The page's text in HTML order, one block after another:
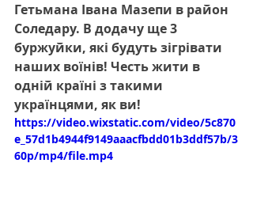
Гетьмана Івана Мазепи в район
Соледару. В додачу ще 3
буржуйки, які будуть зігрівати
наших воїнів! Честь жити в
одній країні з такими
українцями, як ви!
https://video.wixstatic.com/video/5c870
e_57d1b4944f9149aaacfbdd01b3ddf57b/3
60p/mp4/file.mp4